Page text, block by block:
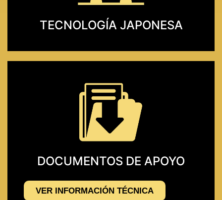
TECNOLOGÍA JAPONESA
DOCUMENTOS DE APOYO
VER INFORMACIÓN TÉCNICA